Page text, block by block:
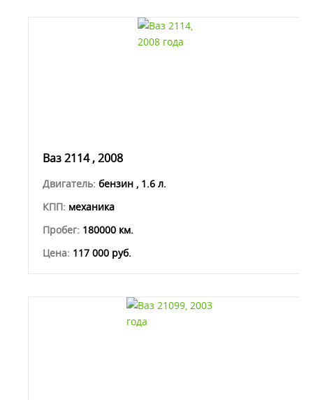
Ваз 2114 , 2008
Двигатель: бензин , 1.6 л.
КПП: механика
Пробег: 180000 км.
Цена: 117 000 руб.